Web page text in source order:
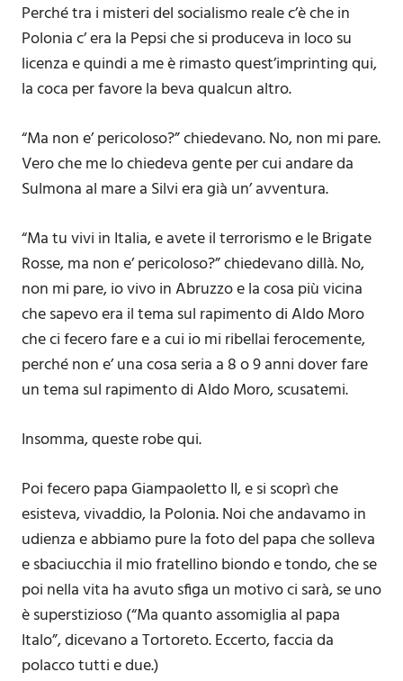
Perché tra i misteri del socialismo reale c’è che in
Polonia c’ era la Pepsi che si produceva in loco su
licenza e quindi a me è rimasto quest’imprinting qui,
la coca per favore la beva qualcun altro.
“Ma non e’ pericoloso?” chiedevano. No, non mi pare.
Vero che me lo chiedeva gente per cui andare da
Sulmona al mare a Silvi era già un’ avventura.
“Ma tu vivi in Italia, e avete il terrorismo e le Brigate
Rosse, ma non e’ pericoloso?” chiedevano dillà. No,
non mi pare, io vivo in Abruzzo e la cosa più vicina
che sapevo era il tema sul rapimento di Aldo Moro
che ci fecero fare e a cui io mi ribellai ferocemente,
perché non e’ una cosa seria a 8 o 9 anni dover fare
un tema sul rapimento di Aldo Moro, scusatemi.
Insomma, queste robe qui.
Poi fecero papa Giampaoletto II, e si scoprì che
esisteva, vivaddio, la Polonia. Noi che andavamo in
udienza e abbiamo pure la foto del papa che solleva
e sbaciucchia il mio fratellino biondo e tondo, che se
poi nella vita ha avuto sfiga un motivo ci sarà, se uno
è superstizioso (“Ma quanto assomiglia al papa
Italo”, dicevano a Tortoreto. Eccerto, faccia da
polacco tutti e due.)